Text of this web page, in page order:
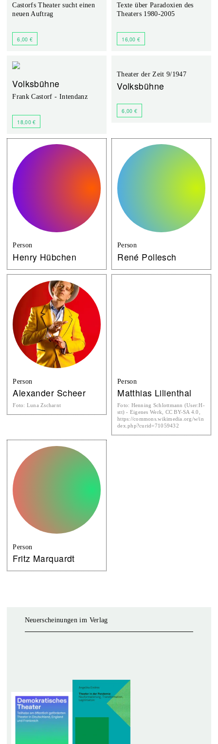
Castorfs Theater sucht einen
neuen Auftrag
6,00 €
Texte über Paradoxien des
Theaters 1980-2005
16,00 €
Volksbühne
Frank Castorf - Intendanz
18,00 €
Theater der Zeit 9/1947
Volksbühne
6,00 €
Person
Henry Hübchen
Person
René Pollesch
Person
Alexander Scheer
Foto: Luna Zscharnt
Person
Matthias Lilienthal
Foto: Henning Schlottmann (User:H-
stt) - Eigenes Werk, CC BY-SA 4.0,
https://commons.wikimedia.org/w/in
dex.php?curid=71059432
Person
Fritz Marquardt
Neuerscheinungen im Verlag